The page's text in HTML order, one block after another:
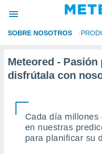
de
ha
se
a este
las
SOBRE NOSOTROS
Meteored -
disfrútala con
Cada día millones
en nuestras
para planificar su